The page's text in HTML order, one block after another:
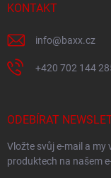
KONTAKT
info@baxx.cz
+420 702 144
ODEBÍRAT
Vložte svůj e-mail a
produktech na našem